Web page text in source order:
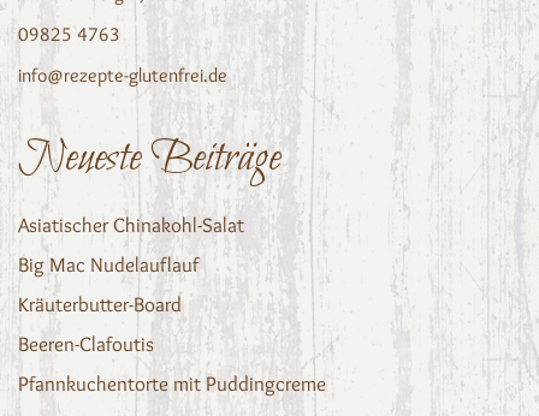
09825 4763
info@rezepte-glutenfrei.de
Neueste Beiträge
Asiatischer Chinakohl-Salat
Big Mac Nudelauflauf
Kräuterbutter-Board
Beeren-Clafoutis
Pfannkuchentorte mit Puddingcreme